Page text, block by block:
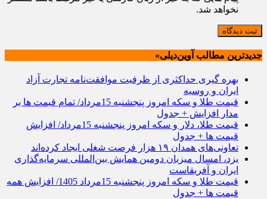
نخواهد شد.
ثبت دیدگاه
جدیدترین مطالب آوین‌دیلی»
بهره گیری حداکثری از ظرفیت موافقت‌نامه تجارت آزاد
ایران و روسیه
قیمت طلا و سکه امروز پنجشنبه 15مرداد/ تمام قیمت ها بر
مدار افزایش + جدول
قیمت طلا، دلار و سکه امروز پنجشنبه 15مرداد/ افزایش
قیمت ها + جدول
تعاونی‌های همدان ۱۹ هزار فرصت شغلی ایجاد کرده‌اند
یزد، امسال میزبان دومین همایش بین‌المللی سرمایه‌گذاری
ایران و آفریقاست
قیمت طلا و سکه امروز پنجشنبه 15مرداد 1405/ افزایش همه
قیمت ها + جدول